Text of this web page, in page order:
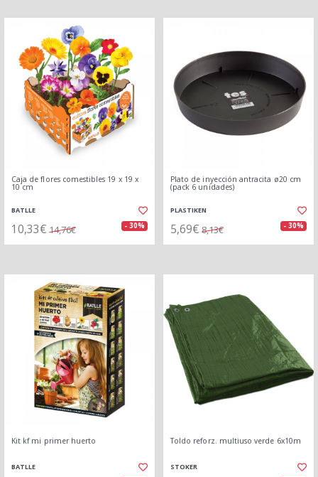
Caja de flores comestibles 19 x 19 x
10 cm
BATLLE
10,33€ 14,76€ - 30%
Plato de inyección antracita ø20 cm
(pack 6 unidades)
PLASTIKEN
5,69€ 8,13€ - 30%
Kit kf mi primer huerto
BATLLE
Toldo reforz. multiuso verde 6x10m
STOKER